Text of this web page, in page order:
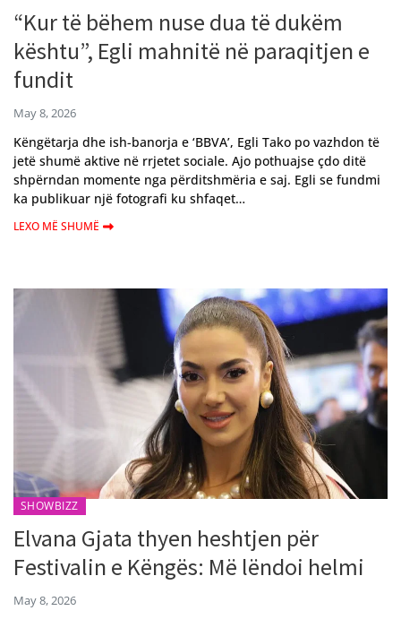
“Kur të bëhem nuse dua të dukëm
kështu”, Egli mahnitë në paraqitjen e
fundit
May 8, 2026
Këngëtarja dhe ish-banorja e ‘BBVA’, Egli Tako po vazhdon të
jetë shumë aktive në rrjetet sociale. Ajo pothuajse çdo ditë
shpërndan momente nga përditshmëria e saj. Egli se fundmi
ka publikuar një fotografi ku shfaqet…
LEXO MË SHUMË
SHOWBIZZ
Elvana Gjata thyen heshtjen për
Festivalin e Këngës: Më lëndoi helmi
May 8, 2026